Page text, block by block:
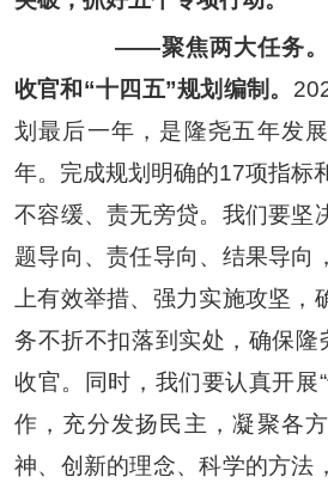
——聚焦两大任务
收官和 “十四五”规划编制。
划最后一年，是隆尧五年发
年。完成规划明确的17项指标
不容缓、责无旁贷。我们要坚
题导向、责任导向、结果导向
上有效举措、强力实施攻坚
务不折不扣落到实处，确保隆
收官。同时，我们要认真开展“
作，充分发扬民主，凝聚各
神、创新的理念、科学的方法